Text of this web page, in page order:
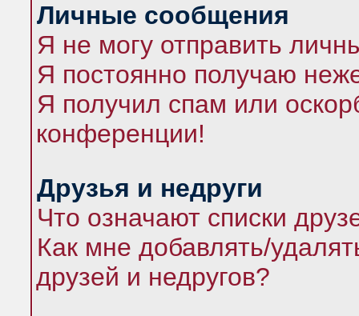
Личные сообщения
Я не могу отправить
Я постоянно получаю
Я получил спам или
конференции!
Друзья и недруги
Что означают списки
Как мне добавлять/
друзей и недругов?